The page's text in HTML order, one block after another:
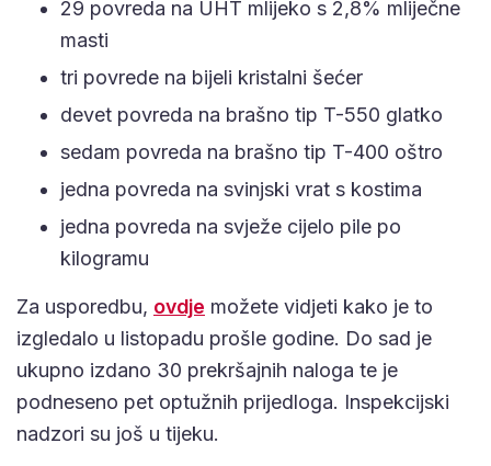
29 povreda na UHT mlijeko s 2,8% mliječne
masti
tri povrede na bijeli kristalni šećer
devet povreda na brašno tip T-550 glatko
sedam povreda na brašno tip T-400 oštro
jedna povreda na svinjski vrat s kostima
jedna povreda na svježe cijelo pile po
kilogramu
Za usporedbu, ovdje možete vidjeti kako je to
izgledalo u listopadu prošle godine. Do sad je
ukupno izdano 30 prekršajnih naloga te je
podneseno pet optužnih prijedloga. Inspekcijski
nadzori su još u tijeku.